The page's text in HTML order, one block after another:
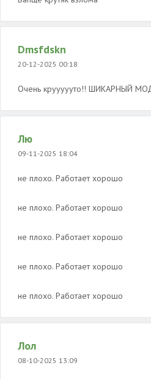
Dmsfdskn
20-12-2025 00:18
Очень круууууто!! ШИКАРНЫЙ
Лю
09-11-2025 18:04
не плохо. Работает хорошо
не плохо. Работает хорошо
не плохо. Работает хорошо
не плохо. Работает хорошо
не плохо. Работает хорошо
Лол
08-10-2025 13:09